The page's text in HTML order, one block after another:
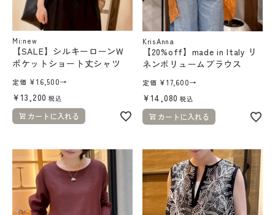
Mi:new
【SALE】シルキーローンW
ポケットショート丈シャツ
定価 ¥16,500→
¥13,200 税込
カートに入れる
KrisAnna
【20%off】made in Italy リ
ネンボリュームブラウス
定価 ¥17,600→
¥14,080 税込
カートに入れる